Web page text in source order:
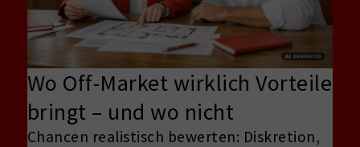
Wo Off-Market wirklich Vorteile
bringt – und wo nicht
Chancen realistisch bewerten: Diskretion,